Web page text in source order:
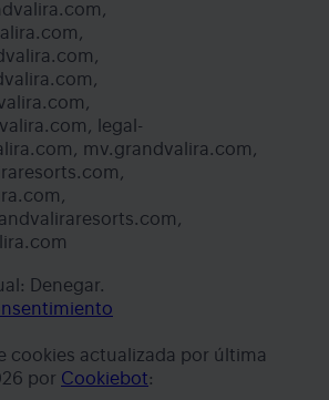
legal-
mv.grandvalira.com,
Denegar.
cookies actualizada por última
por Cookiebot: